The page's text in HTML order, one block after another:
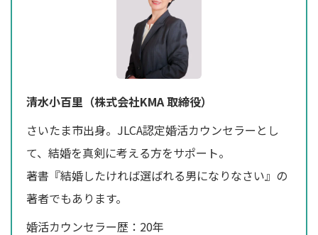
清水小百里（株式会社KMA 取締役）
さいたま市出身。JLCA認定婚活カウンセラーとし
て、結婚を真剣に考える方をサポート。
著書『結婚したければ選ばれる男になりなさい』の
著者でもあります。
婚活カウンセラー歴：20年